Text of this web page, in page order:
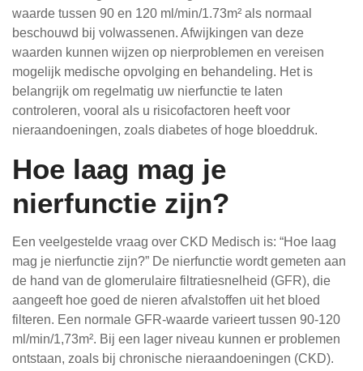
waarde tussen 90 en 120 ml/min/1.73m² als normaal
beschouwd bij volwassenen. Afwijkingen van deze
waarden kunnen wijzen op nierproblemen en vereisen
mogelijk medische opvolging en behandeling. Het is
belangrijk om regelmatig uw nierfunctie te laten
controleren, vooral als u risicofactoren heeft voor
nieraandoeningen, zoals diabetes of hoge bloeddruk.
Hoe laag mag je
nierfunctie zijn?
Een veelgestelde vraag over CKD Medisch is: “Hoe laag
mag je nierfunctie zijn?” De nierfunctie wordt gemeten aan
de hand van de glomerulaire filtratiesnelheid (GFR), die
aangeeft hoe goed de nieren afvalstoffen uit het bloed
filteren. Een normale GFR-waarde varieert tussen 90-120
ml/min/1,73m². Bij een lager niveau kunnen er problemen
ontstaan, zoals bij chronische nieraandoeningen (CKD).